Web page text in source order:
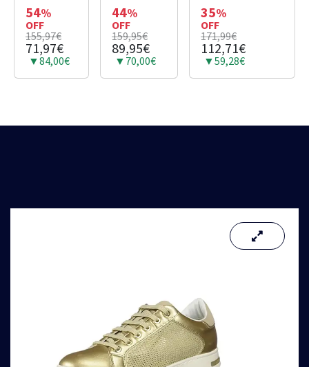
54%
OFF
155,97€
71,97€
▼84,00€
44%
OFF
159,95€
89,95€
▼70,00€
Tower Ceramic
Fan and Heater
1000/1400/2400
W, Eco Mode,
SO9420F0, Black
35%
OFF
171,99€
112,71€
▼59,28€